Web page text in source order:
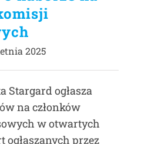
2025
Stargard ogłasza
na członków
w otwartych
ogłaszanych przez